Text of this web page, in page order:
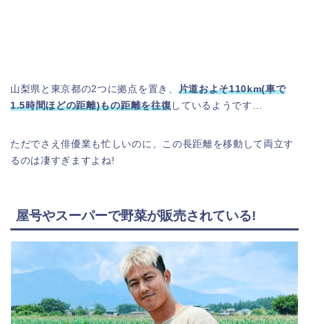
山梨県と東京都の2つに拠点を置き、 片道およそ110km(車で
1.5時間ほどの距離)もの距離を往復 しているようです…
ただでさえ俳優業も忙しいのに、この長距離を移動して両立す
るのは凄すぎますよね!
屋号やスーパーで野菜が販売されている!